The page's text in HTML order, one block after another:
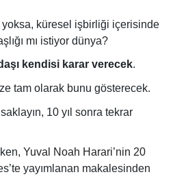
küresel işbirliği içerisinde
mı istiyor dünya?
kendisi karar verecek.
tam olarak bunu gösterecek.
10 yıl sonra tekrar
Yuval Noah Harari’nin 20
yayımlanan makalesinden